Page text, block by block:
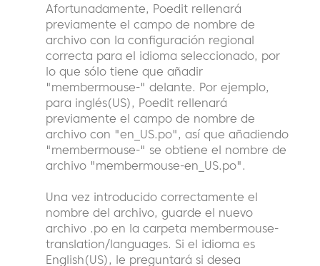
Afortunadamente, Poedit rellenará
previamente el campo de nombre de
archivo con la configuración regional
correcta para el idioma seleccionado, por
lo que sólo tiene que añadir
"membermouse-" delante. Por ejemplo,
para inglés(US), Poedit rellenará
previamente el campo de nombre de
archivo con "en_US.po", así que añadiendo
"membermouse-" se obtiene el nombre de
archivo "membermouse-en_US.po".
Una vez introducido correctamente el
nombre del archivo, guarde el nuevo
archivo .po en la carpeta membermouse-
translation/languages. Si el idioma es
English(US), le preguntará si desea